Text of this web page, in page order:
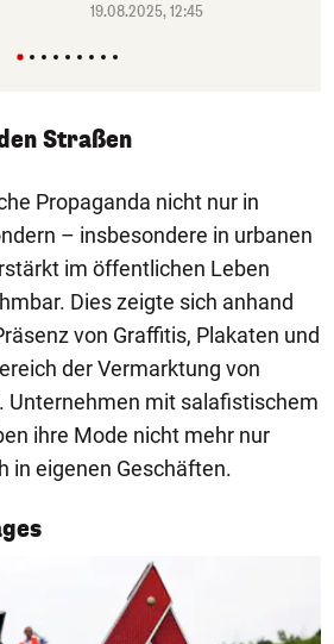
19.08.2025, 12:45
Straßen
Propaganda nicht nur in
– insbesondere in urbanen
im öffentlichen Leben
Dies zeigte sich anhand
von Graffitis, Plakaten und
der Vermarktung von
Unternehmen mit salafistischem
ihre Mode nicht mehr nur
in eigenen Geschäften.